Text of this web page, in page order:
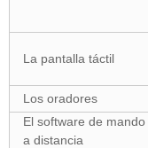
La pantalla táctil
Los oradores
El software de mando
a distancia